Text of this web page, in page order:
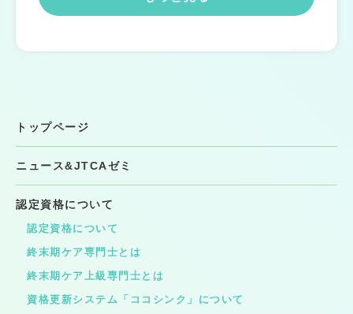
トップページ
ニュース&JTCAゼミ
認定資格について
認定資格について
終末期ケア専門士とは
終末期ケア上級専門士とは
資格更新システム「ココシンク」について